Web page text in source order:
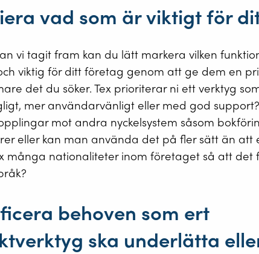
vad som är viktigt för
vi tagit fram kan du lätt markera vilken
viktig för ditt företag genom att ge dem en
det du söker. Tex prioriterar ni ett verktyg
mer användarvänligt eller med god
mot andra nyckelsystem såsom
eller kan man använda det på fler sätt än att
många nationaliteter inom företaget så att det
behoven som ert
ska underlätta